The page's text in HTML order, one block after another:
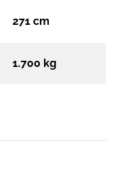
271 cm
1.700 kg